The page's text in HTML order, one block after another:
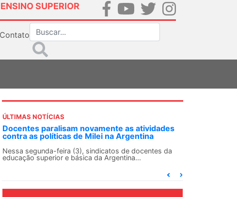
SUPERIOR
Contato
ÚLTIMAS NOTÍCIAS
Docentes paralisam novamente as atividades
contra as políticas de Milei na Argentina
Nessa segunda-feira (3), sindicatos de docentes da
educação superior e básica da Argentina...